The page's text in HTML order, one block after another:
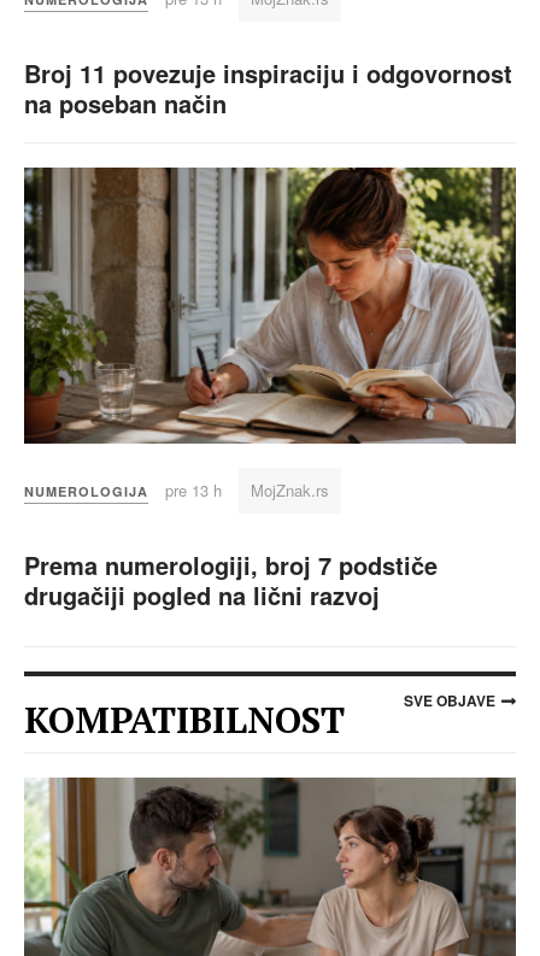
Broj 11 povezuje inspiraciju i odgovornost
na poseban način
NUMEROLOGIJA pre 13 h MojZnak.rs
Prema numerologiji, broj 7 podstiče
drugačiji pogled na lični razvoj
KOMPATIBILNOST SVE OBJAVE